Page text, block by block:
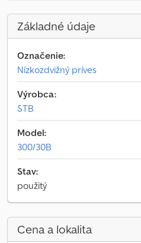
Základné údaje
Označenie:
Nízkozdvižný príves
Výrobca:
STB
Model:
300/30B
Stav:
použitý
Cena a lokalita